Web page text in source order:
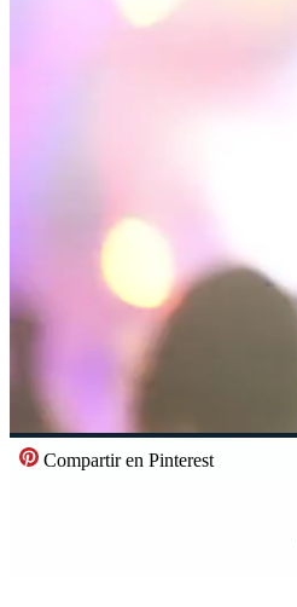
Compartir en Pinterest